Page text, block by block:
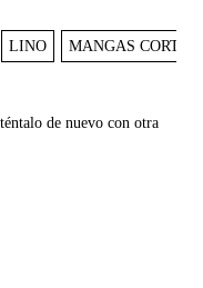
LINO MANGAS CORTAS
de nuevo con otra